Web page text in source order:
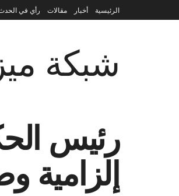
الرئيسية أخبار مقالات رأي في
شبكة
رئيس
إلزامية